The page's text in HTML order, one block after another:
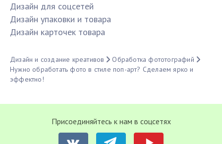
Дизайн для соцсетей
Дизайн упаковки и товара
Дизайн карточек товара
Дизайн и создание креативов
Обработка фототографий
Нужно обработать фото в стиле поп-арт? Сделаем ярко и
эффектно!
Присоединяйтесь к нам в соцсетях